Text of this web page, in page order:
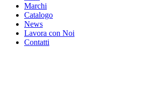
Marchi
Catalogo
News
Lavora con Noi
Contatti